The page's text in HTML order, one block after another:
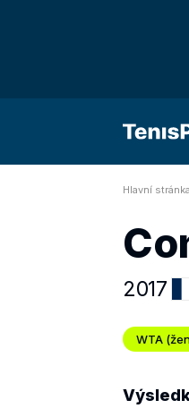
Hlavní stránka
2017
WTA